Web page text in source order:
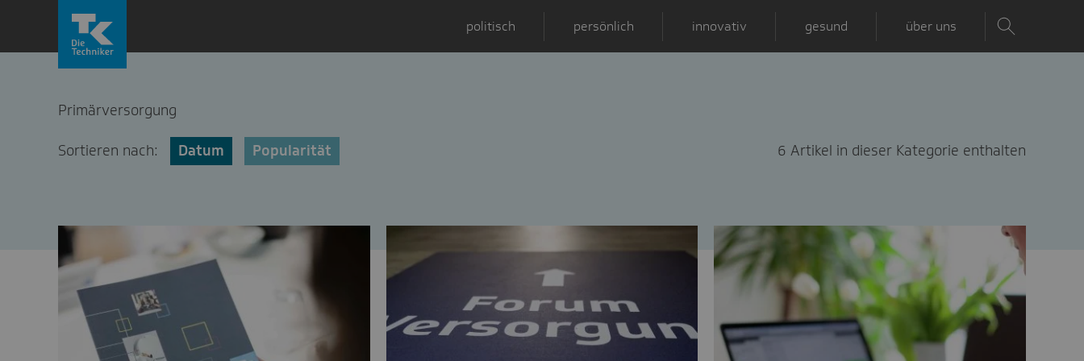
politisch persönlich innovativ gesund über uns
Primärversorgung
6 Artikel in dieser Kategorie enthalten
Sortieren nach: Datum Popularität